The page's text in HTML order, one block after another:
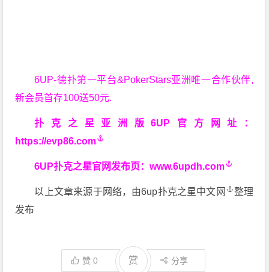
6UP-德扑第一平台&PokerStars亚洲唯一合作伙伴,
新会员首存100送50元.
扑克之星亚洲版6UP官方网址：
https://evp86.com
6UP扑克之星官网发布页：www.6updh.com
以上文章来源于网络，由6up扑克之星中文网
整理
发布
赞0 赏 分享